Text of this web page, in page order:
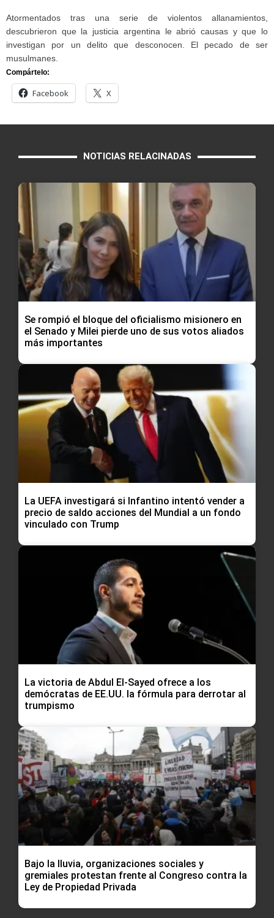
Atormentados tras una serie de violentos allanamientos,
descubrieron que la justicia argentina le abrió causas y que lo
investigan por un delito que desconocen. El pecado de ser
musulmanes.
Compártelo:
Facebook X
NOTICIAS RELACINADAS
Se rompió el bloque del oficialismo misionero en
el Senado y Milei pierde uno de sus votos aliados
más importantes
La UEFA investigará si Infantino intentó vender a
precio de saldo acciones del Mundial a un fondo
vinculado con Trump
La victoria de Abdul El-Sayed ofrece a los
demócratas de EE.UU. la fórmula para derrotar al
trumpismo
Bajo la lluvia, organizaciones sociales y
gremiales protestan frente al Congreso contra la
Ley de Propiedad Privada